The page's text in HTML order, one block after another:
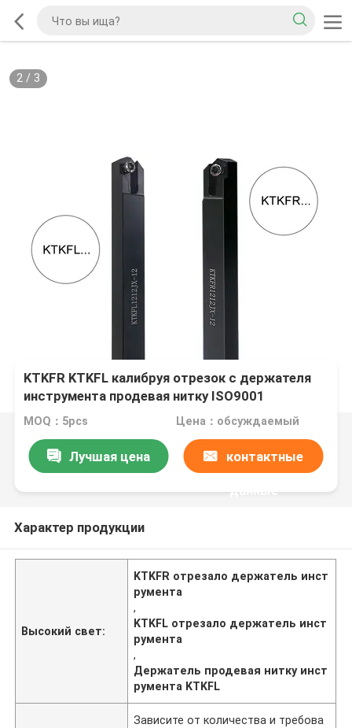
2/ 3
KTKFR KTKFL калибруя отрезок с держателя
инструмента продевая нитку ISO9001
MOQ：5pcs Цена：обсуждаемый
Лучшая цена контактные
данные
Характер продукции
Высокий свет:
KTKFR отрезало держатель инст
румента
,
KTKFL отрезало держатель инст
румента
,
Держатель продевая нитку инст
румента KTKFL
Зависите от количества и требова